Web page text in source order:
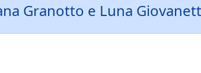
Granotto e Luna